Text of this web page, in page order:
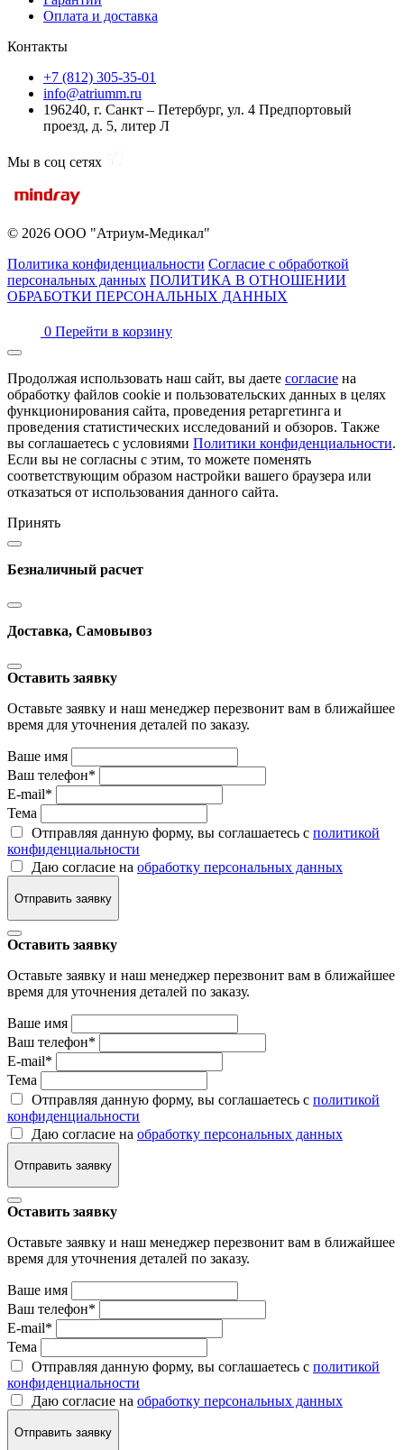
Оплата и доставка
Контакты
+7 (812) 305-35-01
info@atriumm.ru
196240, г. Санкт – Петербург, ул. 4 Предпортовый
проезд, д. 5, литер Л
Мы в соц сетях
© 2026 ООО "Атриум-Медикал"
Политика конфиденциальности Согласие с обработкой
персональных данных ПОЛИТИКА В ОТНОШЕНИИ
ОБРАБОТКИ ПЕРСОНАЛЬНЫХ ДАННЫХ
0 Перейти в корзину
Продолжая использовать наш сайт, вы даете согласие на
обработку файлов cookie и пользовательских данных в целях
функционирования сайта, проведения ретаргетинга и
проведения статистических исследований и обзоров. Также
вы соглашаетесь с условиями Политики конфиденциальности.
Если вы не согласны с этим, то можете поменять
соответствующим образом настройки вашего браузера или
отказаться от использования данного сайта.
Принять
Безналичный расчет
Доставка, Самовывоз
Оставить заявку
Оставьте заявку и наш менеджер перезвонит вам в ближайшее
время для уточнения деталей по заказу.
Ваше имя
Ваш телефон*
E-mail*
Тема
Отправляя данную форму, вы соглашаетесь с политикой
конфиденциальности
Даю согласие на обработку персональных данных
Отправить заявку
Оставить заявку
Оставьте заявку и наш менеджер перезвонит вам в ближайшее
время для уточнения деталей по заказу.
Ваше имя
Ваш телефон*
E-mail*
Тема
Отправляя данную форму, вы соглашаетесь с политикой
конфиденциальности
Даю согласие на обработку персональных данных
Отправить заявку
Оставить заявку
Оставьте заявку и наш менеджер перезвонит вам в ближайшее
время для уточнения деталей по заказу.
Ваше имя
Ваш телефон*
E-mail*
Тема
Отправляя данную форму, вы соглашаетесь с политикой
конфиденциальности
Даю согласие на обработку персональных данных
Отправить заявку